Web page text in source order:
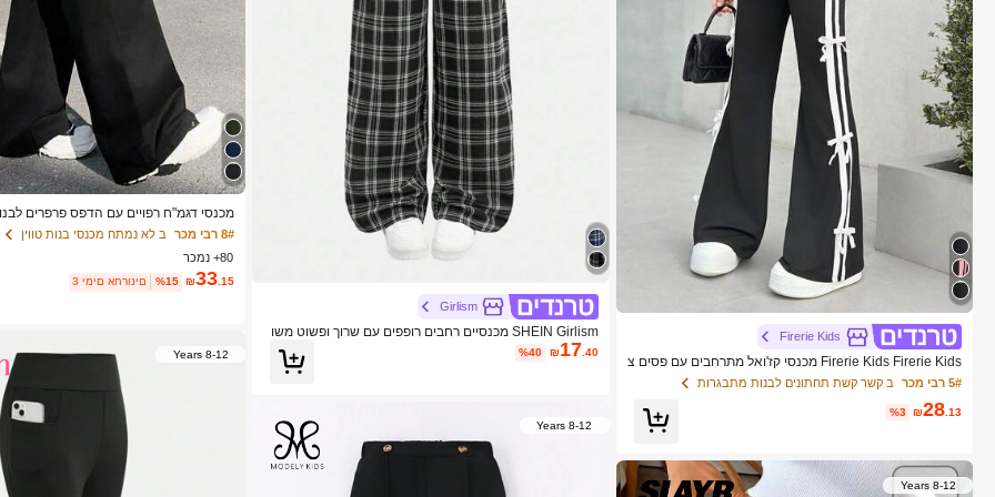
Firerie Kids
Firerie Kids Firerie Kids מכנסי קז'ואל מתרחבים עם פסים צ
דדיים לבנות של Nova Glow Tween, סרט בצבע ניגוד וקשיר
ה, לבוש לחזרה לבית הספר וליום יום
5# רבי מכר ב קשר קשת תחתונים לבנות מתבגרות
₪28 .13
%3
8-12 Years
Girlism
SHEIN Girlism מכנסיים רחבים רופפים עם שרוך ופשוט משו
בצים לבנות, מתאים ללבוש יומיומי, חזרה לבית הספר, בגדי חז
₪17 .40
%40
8-12 Years
מכנסי דגמ"ח רפויים עם הדפס פרפרים
תיים, 1pc
8# רבי מכר
ב לא נמתח מכנסי בנות טווין
80+ נמכר
₪33 .15
%15 3 ימים אחרונים
8-12 Years